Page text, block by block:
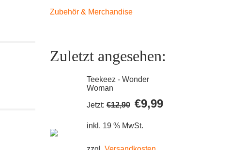
Zubehör & Merchandise
Zuletzt angesehen:
Teekeez - Wonder
Woman
Jetzt: €12,90
Ursprünglicher
Preis
war:
€9,99Aktueller
inkl. 19 % MwSt.